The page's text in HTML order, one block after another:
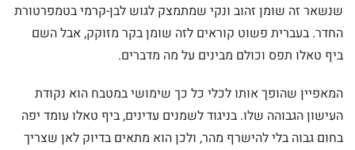
שנשאר זה שומן זהוב ונקי שמתמצק לגוש לבן-קרמי בטמפרטורת
החדר. בעברית פשוט קוראים לזה שומן בקר מזוקק, אבל השם
ביף טאלו תפס וכולם מבינים על מה מדברים.
המאפיין שהופך אותו לכלי כל כך שימושי במטבח הוא נקודת
העישון הגבוהה שלו. בניגוד לשמנים עדינים, ביף טאלו עומד יפה
בחום גבוה בלי להישרף מהר, ולכן הוא מתאים בדיוק לאן שצריך